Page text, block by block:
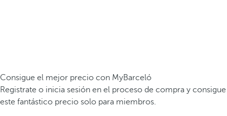
Consigue el mejor precio con MyBarceló
Registrate o inicia sesión en el proceso de compra y consigue
este fantástico precio solo para miembros.